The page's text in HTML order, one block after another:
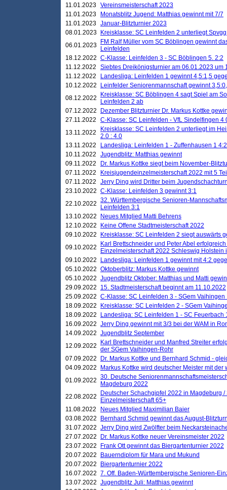
11.01.2023 Vereinsmeisterschaft 2023
11.01.2023
Monatsblitz Jugend: Matthias gewinnt mit 7/7
11.01.2023 Januar-Blitzturnier 2023
08.01.2023
Kreisklasse: SC Leinfelden 2 unterliegt
06.01.2023
FM Ralf Müller vom SC Böblingen gewinnt
Leinfelden
18.12.2022 C-Klasse: Leinfelden 3 - SC Böblingen 5. 2:2
11.12.2022
Siebtes Dreikönigsturnier am 06.01.2023 um
11.12.2022
Landesliga: Leinfelden 1 gewinnt 4,5:1,5
10.12.2022
Leinfelder Seniorenmannschaft gewinnt
08.12.2022
Kreisklasse: SC Böblingen 4 sagt Spiel am
Leinfelden 2 ab
07.12.2022
Dezember Blitzturnier Dr. Markus Kottke
27.11.2022
C-Klasse: SC Leinfelden - VfL Sindelfingen 4
13.11.2022
Kreisklasse: SC Leinfelden 2 unterliegt im
2.0 : 4.0
13.11.2022
Landesliga: Leinfelden 1 - Zuffenhausen 1 4:2
10.11.2022
Jugendblitz: Matthias gewinnt
09.11.2022
Dr. Markus Kottke siegt beim November-
07.11.2022
Kreisjugendeinzelmeisterschaft 2022 mit 5
07.11.2022
Jerry Ding wird Dritter beim
23.10.2022 C-Klasse: Leinfelden 3 gewinnt 3:1
22.10.2022 32. Württembergische Senioren-
Leinfelden 3:1
13.10.2022
Neues Mitglied Matti Behrens
12.10.2022
Keine Offene Stadtmeisterschaft 2022
09.10.2022
Kreisklasse: SC Leinfelden 2 siegt auswärts
09.10.2022
Karl Brettschneider und Peter Abel
Einzelmeisterschaft 2022 Schleswig Holstein
09.10.2022
Landesliga: Leinfelden 1 gewinnt mit 4:2
05.10.2022 Oktoberblitz: Markus Kottke gewinnt
05.10.2022 Jugendblitz Oktober: Matthias und Matti
29.09.2022
15. Stadtmeisterschaft beginnt am 11.10.2022
25.09.2022 C-Klasse: SC Leinfelden 3 - SGem Vaihingen
18.09.2022
Kreisklasse: SC Leinfelden 2 - SGem
18.09.2022
Landesliga: SC Leinfelden 1 - SC Feuerbach
16.09.2022 Jerry Ding gewinnt mit 3/3 bei der WAM in
14.09.2022 Jugendblitz September
12.09.2022
Karl Brettschneider und Manfred Streiter
der SGem Vaihingen-Rohr
07.09.2022
Dr. Markus Kottke und Bernhard Schmid -
04.09.2022
Markus Kottke wird deutscher Meister mit
01.09.2022 30. Deutsche
Magdeburg 2022
22.08.2022
Deutscher Schachgipfel 2022 in Magdeburg
Einzelmeisterschaft 65+
11.08.2022
Neues Mitglied Maximilian Baier
03.08.2022
Bernhard Schmid gewinnt das August-
31.07.2022 Jerry Ding wird Zwölfter beim
27.07.2022
Dr. Markus Kottke neuer Vereinsmeister 2022
23.07.2022
Frank Ott gewinnt das Biergartenturnier 2022
20.07.2022
Bauerndiplom für Mara und Mukund
20.07.2022
Biergartenturnier 2022
16.07.2022 7. Off. Baden-Württembergische Senioren-
13.07.2022 Jugendblitz Juli: Matthias gewinnt